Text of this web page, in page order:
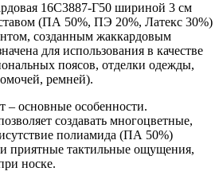
16С3887-Г50 шириной 3 см
(ПА 50%, ПЭ 20%, Латекс 30%)
созданным жаккардовым
для использования в качестве
поясов, отделки одежды,
ремней).
– основные особенности.
создавать многоцветные,
полиамида (ПА 50%)
и приятные тактильные ощущения,
носке.